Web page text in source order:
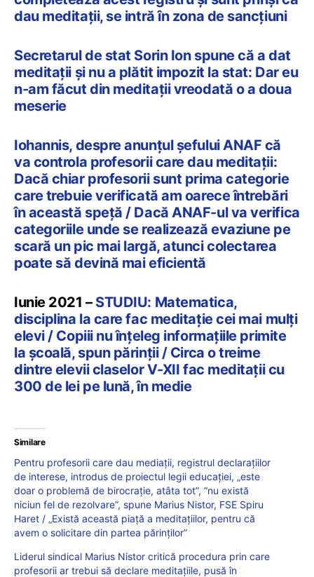
dau meditații, se intră în zona de sancțiuni
Secretarul de stat Sorin Ion spune că a dat
meditații și nu a plătit impozit la stat: Dar eu
n-am făcut din meditații vreodată o a doua
meserie
Iohannis, despre anunțul șefului ANAF că
va controla profesorii care dau meditații:
Dacă chiar profesorii sunt prima categorie
care trebuie verificată am oarece întrebări
în această speță / Dacă ANAF-ul va verifica
categoriile unde se realizează evaziune pe
scară un pic mai largă, atunci colectarea
poate să devină mai eficientă
Iunie 2021 – STUDIU: Matematica,
disciplina la care fac meditație cei mai mulți
elevi / Copiii nu înțeleg informațiile primite
la școală, spun părinții / Circa o treime
dintre elevii claselor V-XII fac meditații cu
300 de lei pe lună, în medie
Similare
Pentru profesorii care dau mediații, registrul declarațiilor
de interese, introdus de proiectul legii educației, „este
doar o problemă de birocrație, atâta tot”, “nu există
niciun fel de rezolvare”, spune Marius Nistor, FSE Spiru
Haret / „Există această piață a meditațiilor, pentru că
avem o solicitare din partea părinților”
Liderul sindical Marius Nistor critică procedura prin care
profesorii ar trebui să declare meditațiile, pusă în